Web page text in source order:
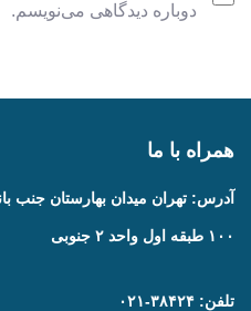
دوباره دیدگاهی می‌نویسم.
همراه با ما
آدرس: تهران میدان بهارستان جنب
۱۰۰ طبقه اول واحد ۲ جنوبی
تلفن: ۳۸۴۲۴-۰۲۱